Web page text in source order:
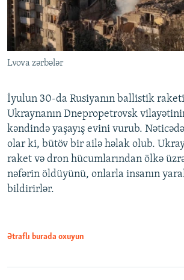
Lvova zərbələr
İyulun 30-da Rusiyanın ballistik raketi
Ukraynanın Dnepropetrovsk
kəndində yaşayış evini vurub.
olar ki, bütöv bir ailə həlak olub.
raket və dron hücumlarından ölkə
nəfərin öldüyünü, onlarla insanın
bildirirlər.
Ətraflı burada oxuyun